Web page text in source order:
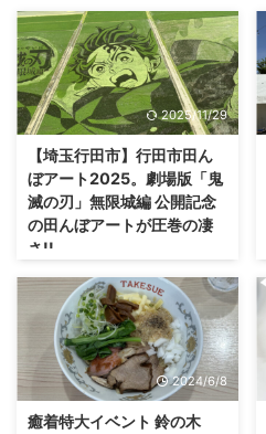
2025/11/29
【埼玉行田市】行田市田ん
ぼアート2025。劇場版「鬼
滅の刃」無限城編 公開記念
の田んぼアートが圧巻の凄
さ!!
2024/6/8
癒着特大イベント 鈴の木